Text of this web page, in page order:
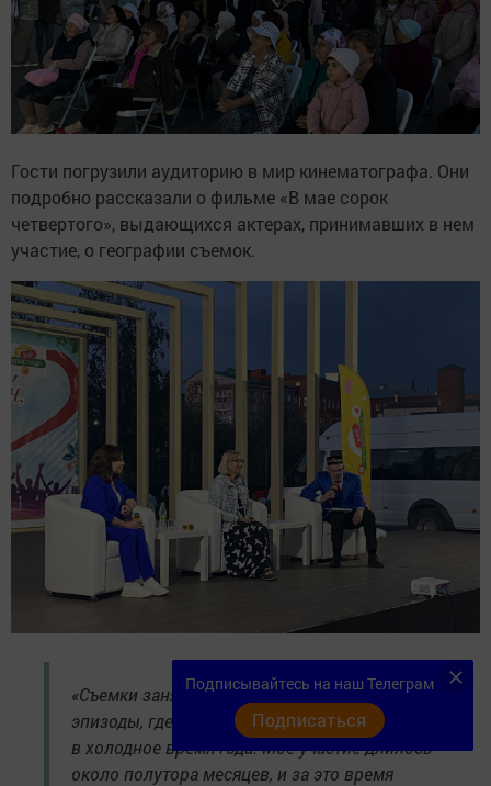
Гости погрузили аудиторию в мир кинематографа. Они
подробно рассказали о фильме «В мае сорок
четвертого», выдающихся актерах, принимавших в нем
участие, о географии съемок.
«Съемки заняли целое лето, а зимние
эпизоды, где героини рубили лес, мы отсняли
в холодное время года. Мое участие длилось
около полутора месяцев, и за это время
Подписывайтесь на наш Телеграм
Подписаться